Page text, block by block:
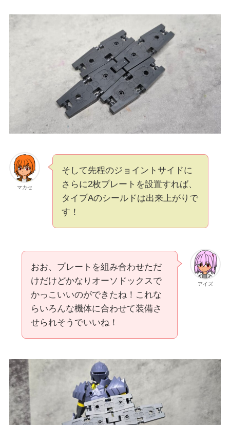
マカセ
そして先程のジョイントサイドに
さらに2枚プレートを設置すれば、
タイプAのシールドは出来上がりで
す！
アイズ
おお、プレートを組み合わせただ
けだけどかなりオーソドックスで
かっこいいのができたね！これな
らいろんな機体に合わせて装備さ
せられそうでいいね！